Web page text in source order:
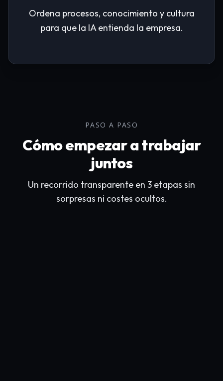
Ordena procesos, conocimiento y cultura
para que la IA entienda la empresa.
PASO A PASO
Cómo empezar a trabajar
juntos
Un recorrido transparente en 3 etapas sin
sorpresas ni costes ocultos.